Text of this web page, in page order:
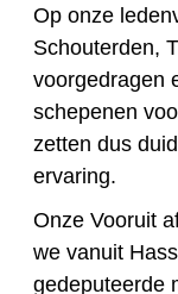
Op onze
Schouterden,
voorgedragen
schepenen
zetten dus
ervaring.
Onze Vooruit
we vanuit
gedeputeerde